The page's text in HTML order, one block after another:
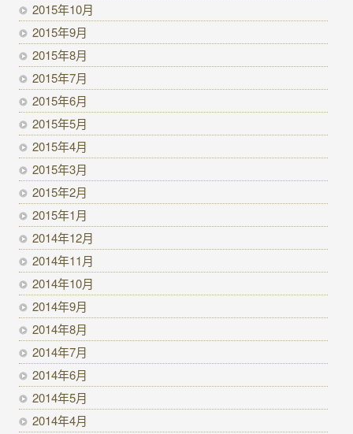
2015年10月
2015年9月
2015年8月
2015年7月
2015年6月
2015年5月
2015年4月
2015年3月
2015年2月
2015年1月
2014年12月
2014年11月
2014年10月
2014年9月
2014年8月
2014年7月
2014年6月
2014年5月
2014年4月